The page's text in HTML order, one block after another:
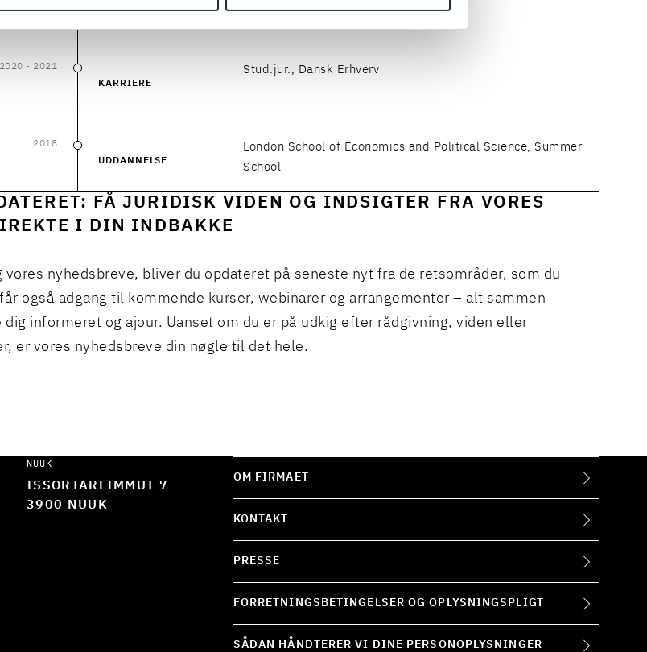
2020 - 2021
KARRIERE
Stud.jur., Dansk Erhverv
2018
UDDANNELSE
London School of Economics and Political Science, Summer
School
FÅ JURIDISK VIDEN OG INDSIGTER FRA VORES
I DIN INDBAKKE
vores nyhedsbreve, bliver du opdateret på seneste nyt fra de retsområder, som du
også adgang til kommende kurser, webinarer og arrangementer – alt sammen
informeret og ajour. Uanset om du er på udkig efter rådgivning, viden eller
er vores nyhedsbreve din nøgle til det hele.
NUUK
ISSORTARFIMMUT 7
3900 NUUK
OM FIRMAET
KONTAKT
PRESSE
FORRETNINGSBETINGELSER OG OPLYSNINGSPLIGT
SÅDAN HÅNDTERER VI DINE PERSONOPLYSNINGER